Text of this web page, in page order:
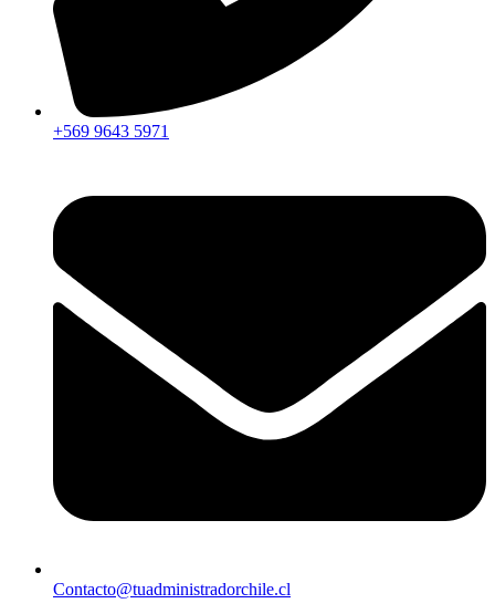
+569 9643 5971
Contacto@tuadministradorchile.cl